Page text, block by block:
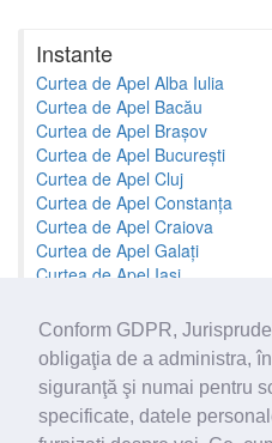
Conform GDPR,
obligaţia de a administra,
siguranţă şi numai pentru
specificate, datele
Instante
Curtea de Apel Alba Iulia
Curtea de Apel Bacău
Curtea de Apel Brașov
Curtea de Apel București
Curtea de Apel Cluj
Curtea de Apel Constanța
Curtea de Apel Craiova
Curtea de Apel Galați
Curtea de Apel Iași
Toate instantele